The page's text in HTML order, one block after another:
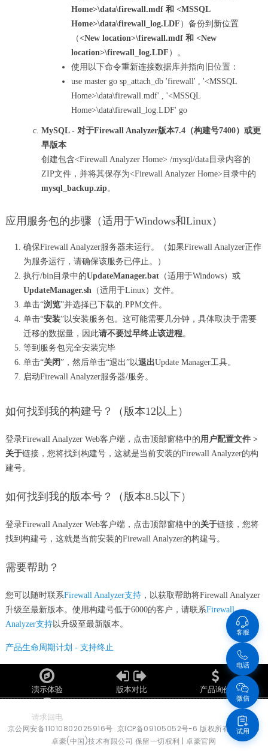
Home>\data\firewall.mdf 和 <MSSQL
Home>\data\firewall_log.LDF ）备份到新位置
（<New location>\firewall.mdf 和 <New
location>\firewall_log.LDF ）。
使用以下命令重新连接数据库并指向旧位置：
use master go sp_attach_db 'firewall' , '<MSSQL
Home>\data\firewall.mdf' , '<MSSQL
Home>\data\firewall_log.LDF' go
MySQL - 对于Firewall Analyzer版本7.4（构建号7400）或更
早版本
创建包含<Firewall Analyzer Home> /mysql/data目录内容的
ZIP文件，并将其保存为<Firewall Analyzer Home>目录中的
mysql_backup.zip。
应用服务包的步骤（适用于Windows和Linux）
确保Firewall Analyzer服务器未运行。（如果Firewall Analyzer正作
为服务运行，请确保该服务已停止。）
执行/bin目录中的UpdateManager.bat（适用于Windows）或
UpdateManager.sh （适用于Linux）文件。
单击“浏览”并选择已下载的.PPM文件。
单击“安装”以安装服务包。这可能需要几分钟，具体取决于需要
迁移的数据量，因此请不要过早终止该进程。
等到服务包完全安装完毕
单击“关闭”，然后单击“退出”以退出Update Manager工具。
启动Firewall Analyzer服务器/服务。
如何找到我的构建号？（版本12以上）
登录Firewall Analyzer Web客户端，点击顶部窗格中的用户配置文件 >
关于链接，您将找到构建号，这就是当前安装的Firewall Analyzer的构
建号。
如何找到我的版本号？（版本8.5以下）
登录Firewall Analyzer Web客户端，点击顶部窗格中的关于链接，您将
找到构建号，这就是当前安装的Firewall Analyzer的构建号。
需要帮助？
您可以随时联系Firewall Analyzer支持，以获取帮助将Firewall Analyzer
升级至最新版本。使用构建号低于6000的客户，请联系Firewall
Analyzer支持以升级至最新版本。
产品生命周期计划 - 支持终止
演示体验 版本对比 产品询价
请求回电
京公网安备11010802025916号 京ICP备09105052号-6 版权所有
© 2026
卓豪(中国)技术有限公司 保留一切权利 |卓豪官网
客服
电话
微信
试用